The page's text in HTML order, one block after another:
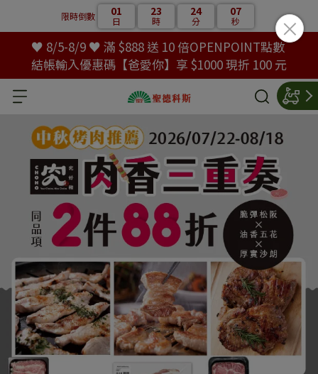
限時倒數 01
日
23
時
24
分
05
秒
♥ 8/5-8/9 ♥ 滿 $888 送 10 倍OPENPOINT點數
結帳輸入優惠碼【爸愛你】享 $1000 現折 100 元